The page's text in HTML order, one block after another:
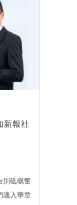
新報社
別砥礪奮
邁入華章